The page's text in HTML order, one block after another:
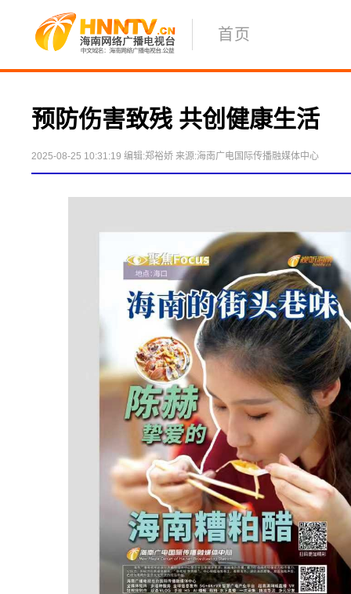
首页
预防伤害致残 共创健康生活
2025-08-25 10:31:19 编辑:郑裕娇 来源:海南广电国际传播融媒体中心